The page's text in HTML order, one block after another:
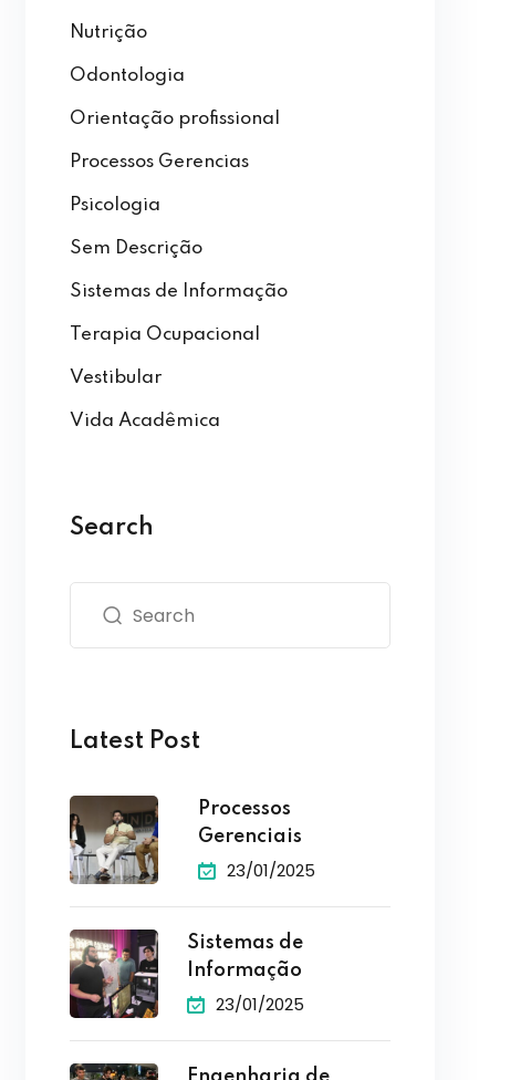
Nutrição
Odontologia
Orientação profissional
Processos Gerencias
Psicologia
Sem Descrição
Sistemas de Informação
Terapia Ocupacional
Vestibular
Vida Acadêmica
Search
Latest Post
Processos
Gerenciais
23/01/2025
Sistemas de
Informação
23/01/2025